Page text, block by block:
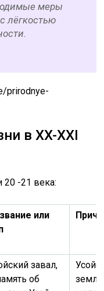
меры
лёгкостью
prirodnye-
в XX-XXI
20 -21 века:
или
завал,
об